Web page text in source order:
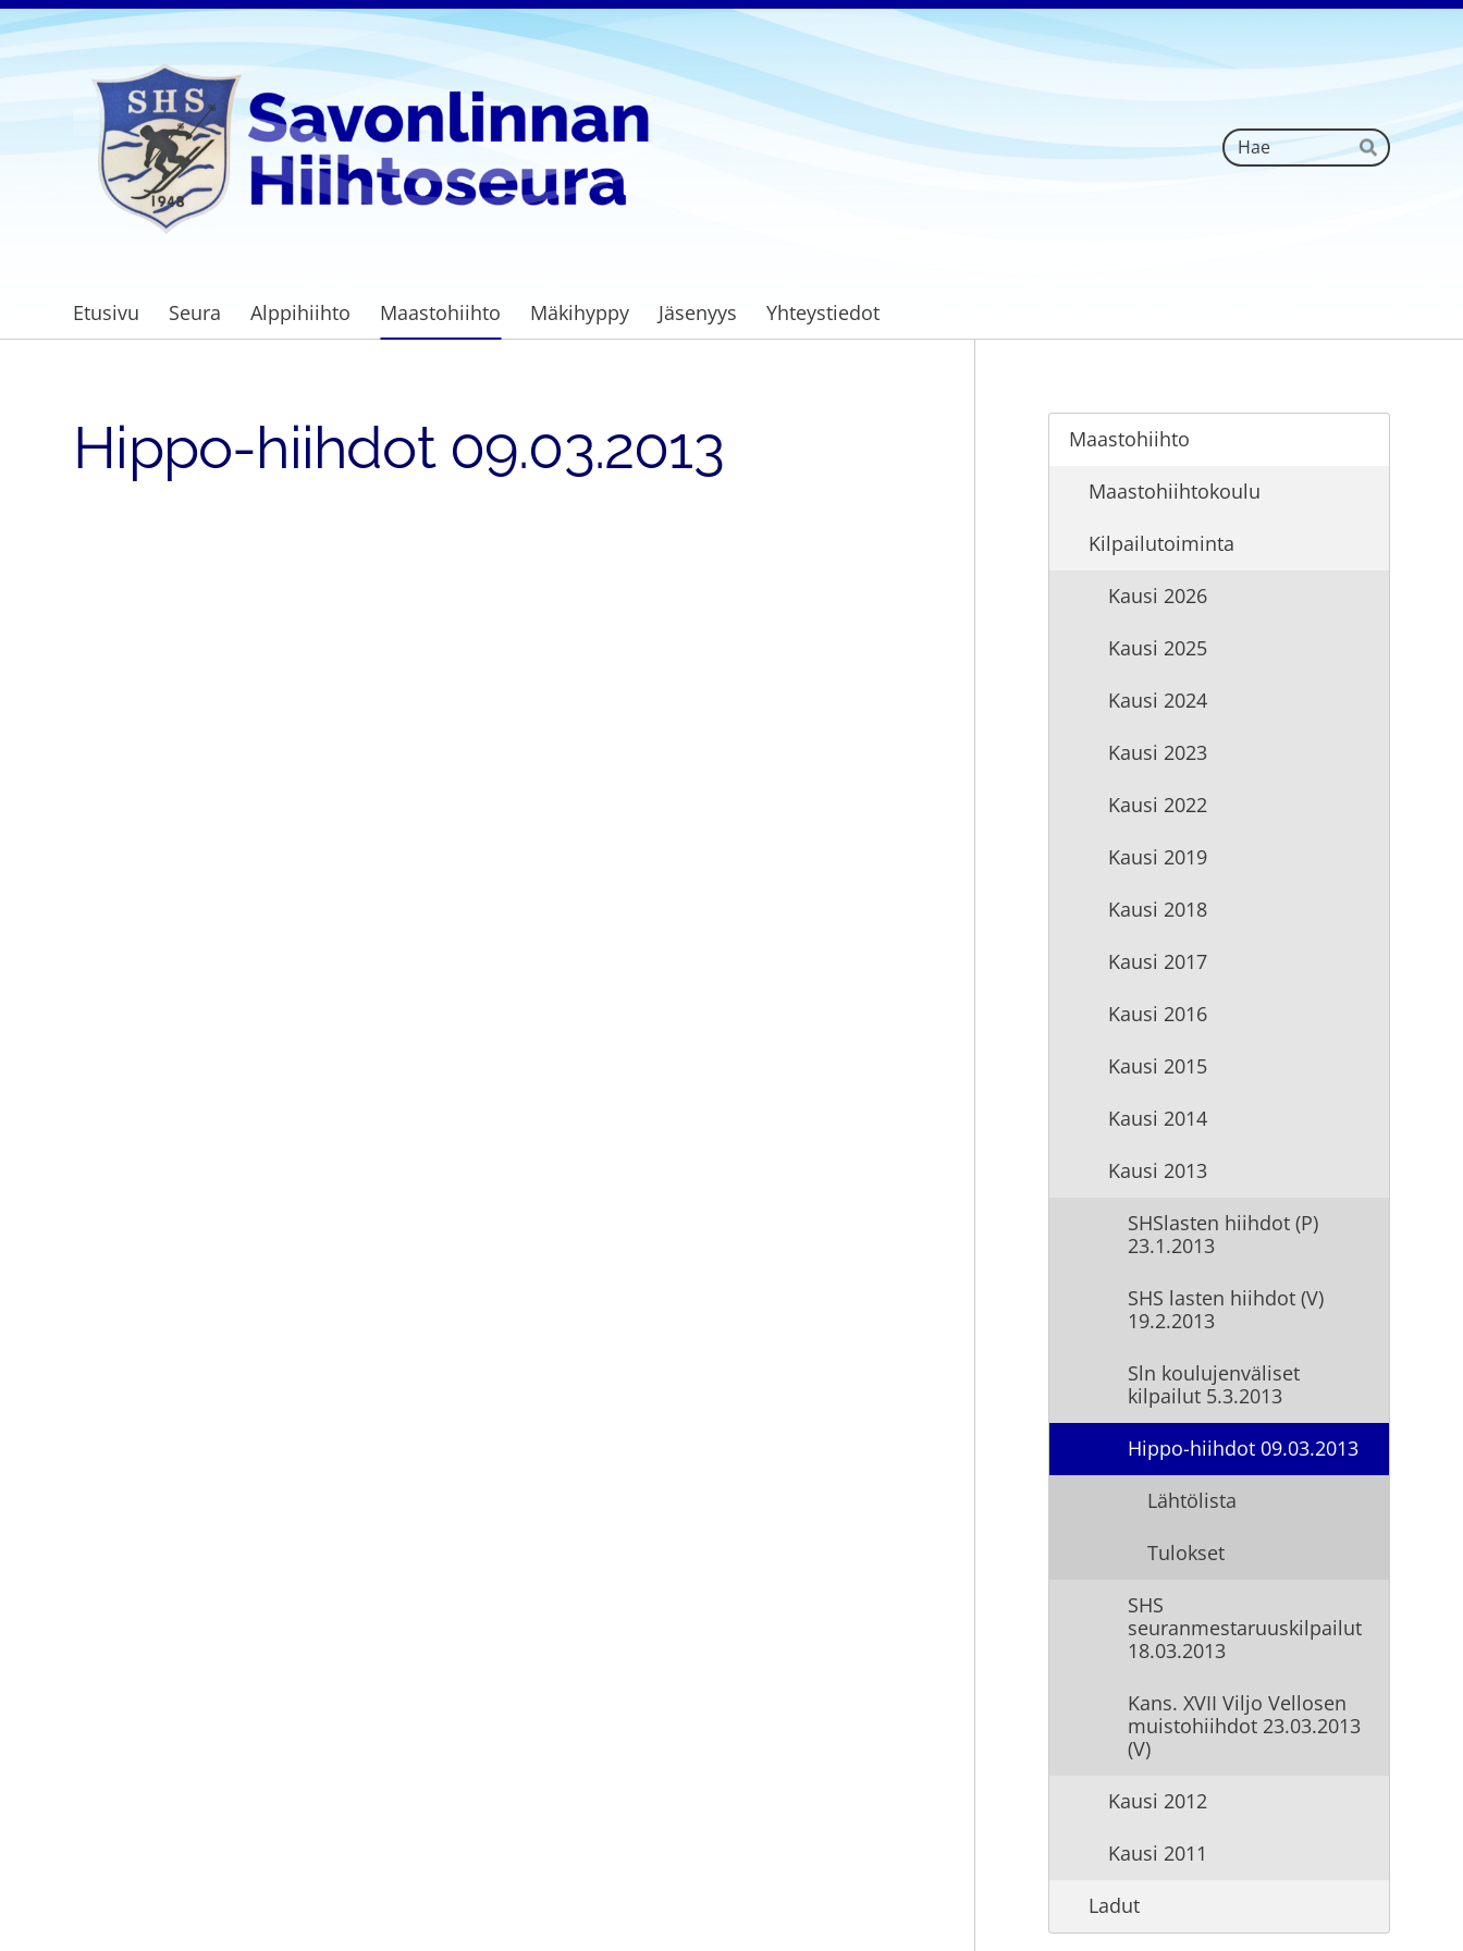
Siirry
sivun
sisältöön
Savonlinnan Hiihtoseura
Haku
Hae
Etusivu Seura Alppihiihto Maastohiihto Mäkihyppy Jäsenyys Yhteystiedot
Hippo-hiihdot 09.03.2013
Maastohiihto
Maastohiihtokoulu
Kilpailutoiminta
Kausi 2026
Kausi 2025
Kausi 2024
Kausi 2023
Kausi 2022
Kausi 2019
Kausi 2018
Kausi 2017
Kausi 2016
Kausi 2015
Kausi 2014
Kausi 2013
SHSlasten hiihdot (P)
23.1.2013
SHS lasten hiihdot (V)
19.2.2013
Sln koulujenväliset
kilpailut 5.3.2013
Hippo-hiihdot 09.03.2013
Lähtölista
Tulokset
SHS
seuranmestaruuskilpailut
18.03.2013
Kans. XVII Viljo Vellosen
muistohiihdot 23.03.2013
(V)
Kausi 2012
Kausi 2011
Ladut